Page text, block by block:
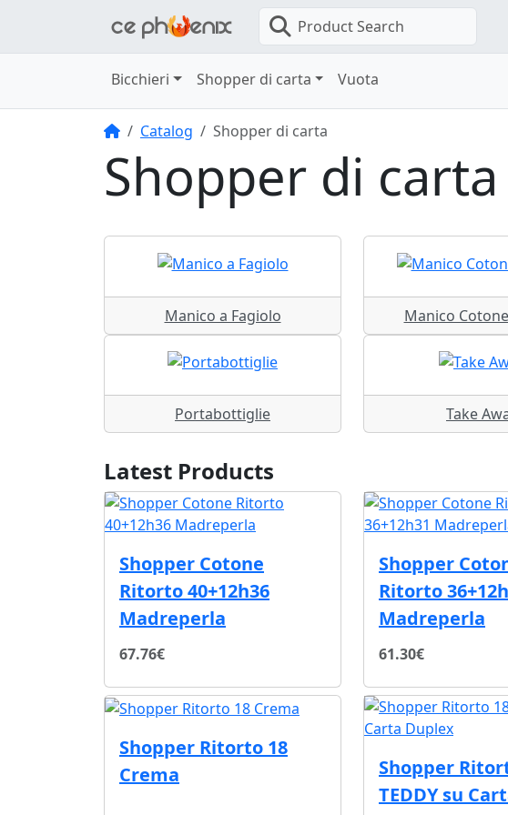
Product Search
Bicchieri Shopper di carta Vuota
HomeCatalog Shopper di carta
Shopper di carta
Manico a Fagiolo Manico
Portabottiglie Take
Latest Products
Shopper Cotone
Ritorto 40+12h36
Madreperla
67.76€
Shopper
Ritorto
Madreperla
61.30€
Shopper Ritorto 18
Crema
Shopper
TEDDY su